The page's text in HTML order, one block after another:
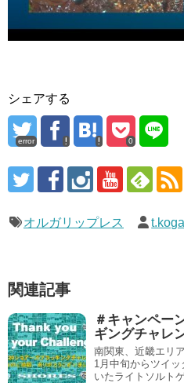
シェアする
error 0
オルガリップレス t.koga
関連記事
＃キャンペー
ギングチャレ
南関東、近畿エリ
1月中旬からツイ
いたライトソルト